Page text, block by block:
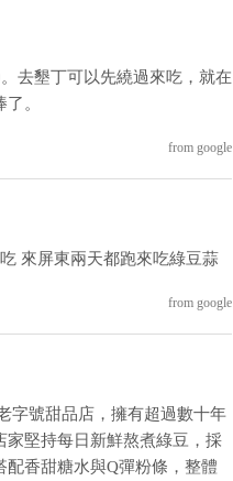
去墾丁可以先繞過來吃，就在
。
from google
來屏東兩天都跑來吃綠豆蒜
from google
字號甜品店，擁有超過數十年
家堅持每日新鮮熬煮綠豆，採
香甜糖水與Q彈粉條，整體